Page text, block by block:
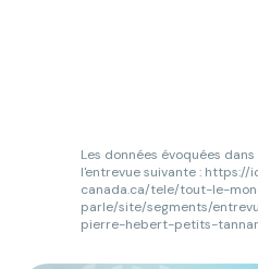
Les données évoquées
l'entrevue suivante : https://
canada.ca/tele/tout-le-
parle/site/segments/
pierre-hebert-petits-